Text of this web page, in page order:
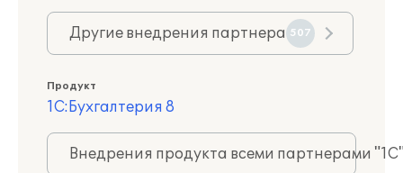
Другие внедрения партнера 507
Продукт
1С:Бухгалтерия 8
Внедрения продукта всеми партнерами